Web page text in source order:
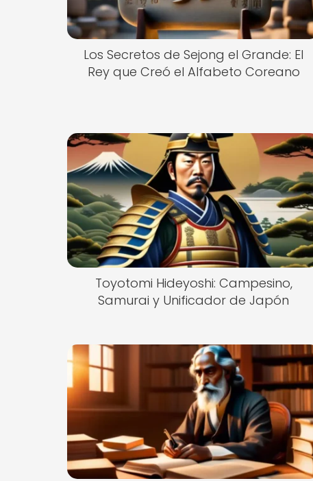
Los Secretos de Sejong el Grande: El
Rey que Creó el Alfabeto Coreano
Toyotomi Hideyoshi: Campesino,
Samurai y Unificador de Japón